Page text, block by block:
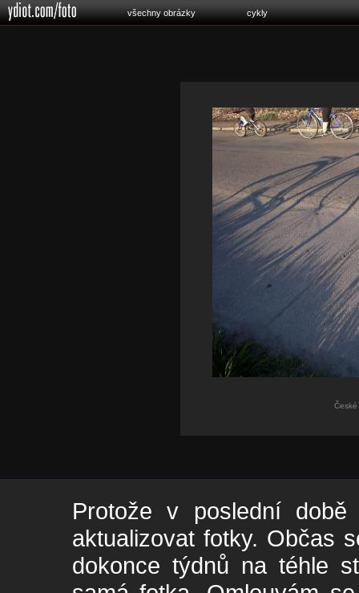
všechny obrázky cykly
Protože v poslední
aktualizovat fotky. Občas
dokonce týdnů na téhle